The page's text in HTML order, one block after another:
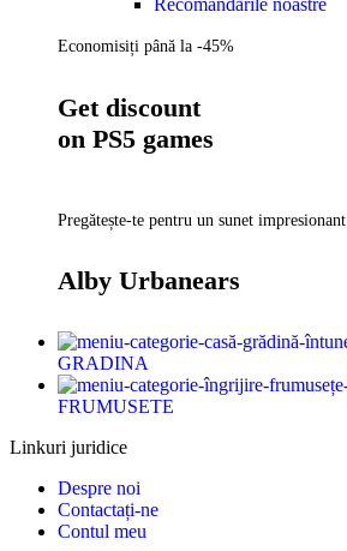
Recomandările noastre
Economisiți până la -45%
Get discount
on PS5 games
Pregătește-te pentru un sunet impresionant
Alby Urbanears
GRADINA
FRUMUSETE
Linkuri juridice
Despre noi
Contactați-ne
Contul meu